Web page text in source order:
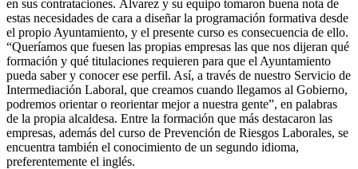
en sus contrataciones. Álvarez y su equipo tomaron buena nota de
estas necesidades de cara a diseñar la programación formativa desde
el propio Ayuntamiento, y el presente curso es consecuencia de ello.
“Queríamos que fuesen las propias empresas las que nos dijeran qué
formación y qué titulaciones requieren para que el Ayuntamiento
pueda saber y conocer ese perfil. Así, a través de nuestro Servicio de
Intermediación Laboral, que creamos cuando llegamos al Gobierno,
podremos orientar o reorientar mejor a nuestra gente”, en palabras
de la propia alcaldesa. Entre la formación que más destacaron las
empresas, además del curso de Prevención de Riesgos Laborales, se
encuentra también el conocimiento de un segundo idioma,
preferentemente el inglés.